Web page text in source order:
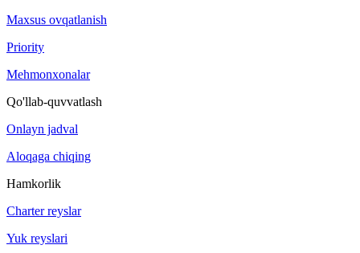
Maxsus ovqatlanish
Priority
Mehmonxonalar
Qo'llab-quvvatlash
Onlayn jadval
Aloqaga chiqing
Hamkorlik
Charter reyslar
Yuk reyslari